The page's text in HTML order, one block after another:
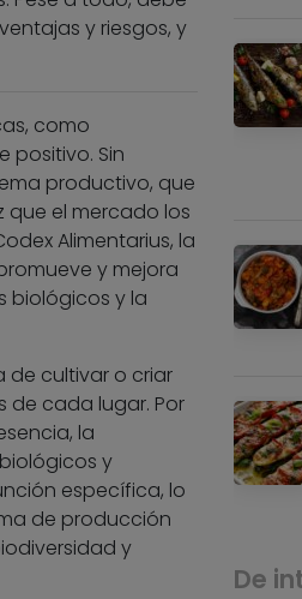
y riesgos, y
como
positivo. Sin
productivo, que
el mercado los
Alimentarius, la
y mejora
biológicos y la
de cultivar o criar
de cada lugar. Por
la
y
específica, lo
de producción
y
De